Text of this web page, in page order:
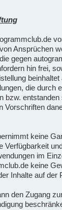
Ansprüchen
gegen
hin frei,
die durch
bzw.
Vorschriften
keine
Verfügbarkeit
im
keine
Inhalte auf der
den Zugang